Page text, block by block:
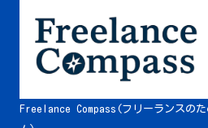
Freelance Compass(フリーランスの